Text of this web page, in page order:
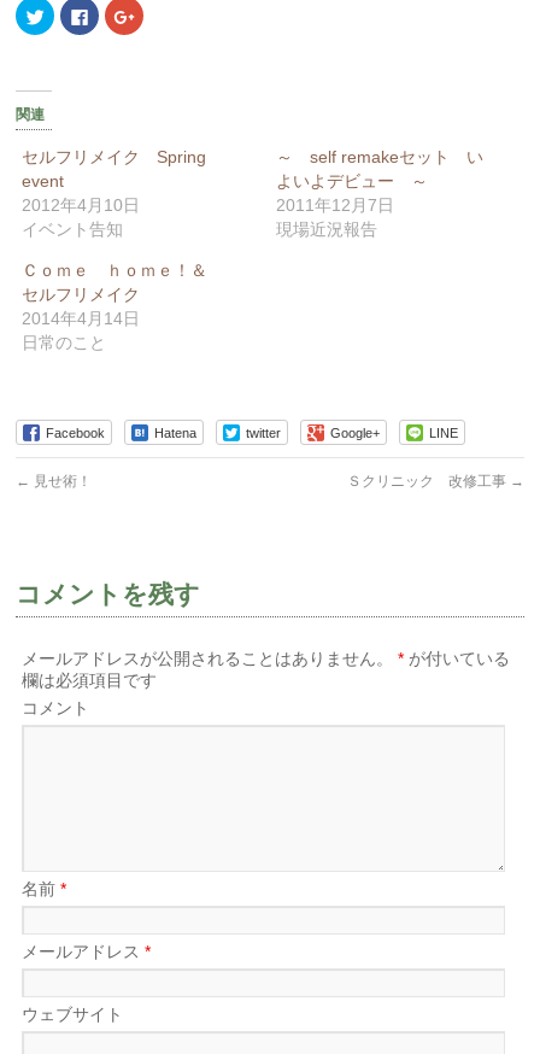
ク
リ
Twitter
共
(新
し
い
ウ
ィ
ン
ド
で
開
き
ま
す)
Facebook
で
ッ
ク
て
く
だ
さ
し
い
ウ
ィ
ン
き
ま
す)
ク
リ
(新
ウ
ィ
で
開
き
ま
す)
関連
セルフリメイク Spring
event
2012年4月10日
イベント告知
～ self remakeセット い
よいよデビュー ～
2011年12月7日
現場近況報告
Ｃｏｍｅ ｈｏｍｅ！＆
セルフリメイク
2014年4月14日
日常のこと
Facebook Hatena twitter Google+ LINE
← 見せ術！ Ｓクリニック 改修工事 →
コメントを残す
メールアドレスが公開されることはありません。 * が付いている
欄は必須項目です
コメント
名前*
メールアドレス*
ウェブサイト